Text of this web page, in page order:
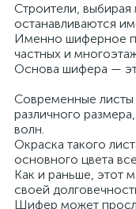
Строители, выбирая
останавливаются
Именно шиферное
частных и
Основа шифера —
Современные
различного
волн.
Окраска такого
основного цвета
Как и раньше, этот
своей
Шифер может